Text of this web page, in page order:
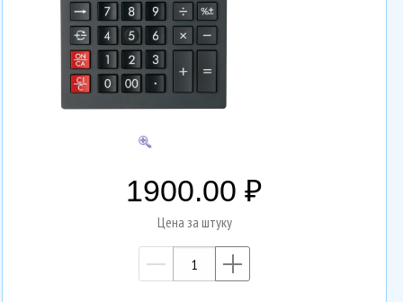
1900.00
Цена за штуку
—